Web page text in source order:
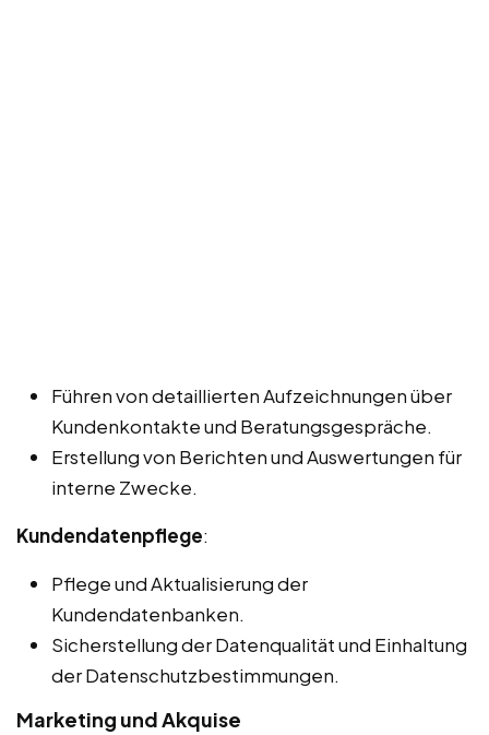
Führen von detaillierten Aufzeichnungen über
Kundenkontakte und Beratungsgespräche.
Erstellung von Berichten und Auswertungen für
interne Zwecke.
Kundendatenpflege:
Pflege und Aktualisierung der
Kundendatenbanken.
Sicherstellung der Datenqualität und Einhaltung
der Datenschutzbestimmungen.
Marketing und Akquise